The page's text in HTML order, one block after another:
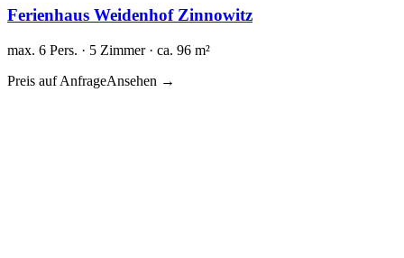
Ferienhaus Weidenhof Zinnowitz
max. 6 Pers. · 5 Zimmer · ca. 96 m²
Preis auf AnfrageAnsehen →